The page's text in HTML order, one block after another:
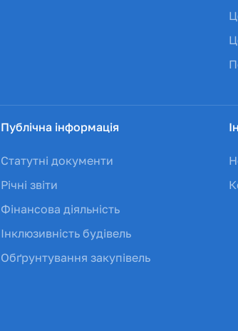
Публічна інформація
Статутні документи
Річні звіти
Фінансова діяльність
Інклюзивність будівель
Обґрунтування закупівель